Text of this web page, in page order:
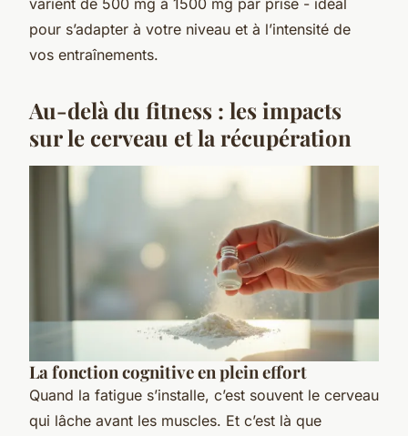
pour s’adapter à votre niveau et à l’intensité de
vos entraînements.
Au-delà du fitness : les impacts
sur le cerveau et la récupération
La fonction cognitive en plein effort
Quand la fatigue s’installe, c’est souvent le cerveau
qui lâche avant les muscles. Et c’est là que